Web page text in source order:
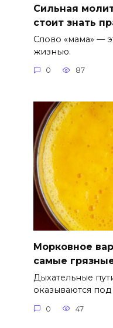
Сильная
стоит знать
Слово «мама» —
жизнью.
0 87
Морковное
самые
Дыхательные
оказываются
0 47